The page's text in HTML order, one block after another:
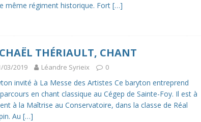
même régiment historique. Fort […]
THÉRIAULT, CHANT
03/2019 Léandre Syrieix 0
invité à La Messe des Artistes Ce baryton entreprend
en chant classique au Cégep de Sainte-Foy. Il est à
à la Maîtrise au Conservatoire, dans la classe de Réal
Au […]